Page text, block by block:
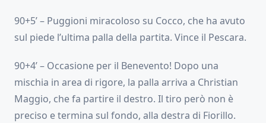
90+5’ – Puggioni miracoloso su Cocco, che ha avuto
sul piede l’ultima palla della partita. Vince il Pescara.
90+4’ – Occasione per il Benevento! Dopo una
mischia in area di rigore, la palla arriva a Christian
Maggio, che fa partire il destro. Il tiro però non è
preciso e termina sul fondo, alla destra di Fiorillo.